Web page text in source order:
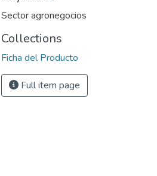
Sector agronegocios
Collections
Ficha del Producto
Full item page